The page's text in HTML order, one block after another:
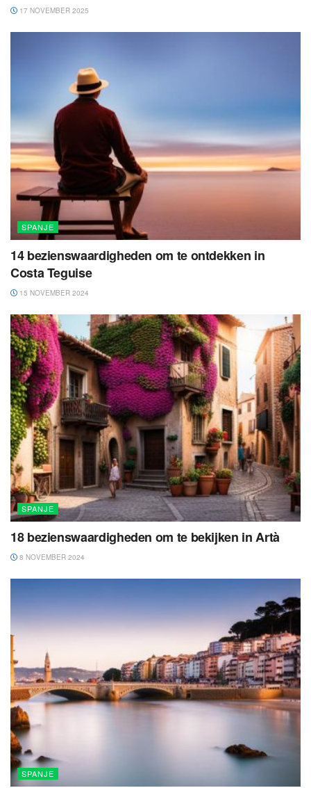
17 NOVEMBER 2025
SPANJE
14 bezienswaardigheden om te ontdekken in
Costa Teguise
15 NOVEMBER 2024
SPANJE
18 bezienswaardigheden om te bekijken in Artà
8 NOVEMBER 2024
SPANJE